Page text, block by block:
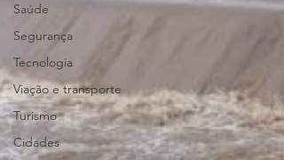
Saúde
Segurança
Tecnologia
Viação e transporte
Turismo
Cidades